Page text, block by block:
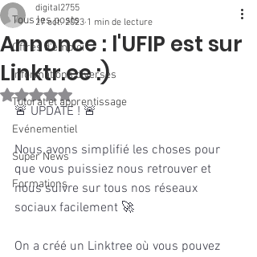
Tous les posts
Offres d'emploi
Informations diverses
Tutorat et apprentissage
Evénementiel
Super News
Formations
Annonce : l'UFIP est sur
Linktr.ee :)
digital2755
27 oct. 2023 1 min de lecture
Noté NaN étoiles sur 5.
🚨 UPDATE ! 🚨
Nous avons simplifié les choses pour
que vous puissiez nous retrouver et
nous suivre sur tous nos réseaux
sociaux facilement 🚀
On a créé un Linktree où vous pouvez